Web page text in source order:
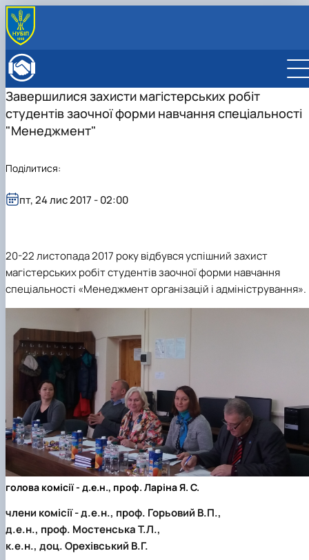
Адміністрація факультету
ОСВІТНЯ ДІЯЛЬНІСТЬ
Бакалаврат
Магістратура
Виховна та спортивна робота
ВСТУПНИКУ
Загальна інформація
МІЖНАРОДНА ДІЯЛЬНІСТЬ
Program in Management
Завершилися захисти магістерських робіт
студентів заочної форми навчання cпеціальності
"Менеджмент"
20-22 листопада 2017 року відбувся успішний захист
магістерських робіт студентів заочної форми навчання
спеціальності «Менеджмент організацій і адміністрування».
голова комісії - д.е.н., проф. Ларіна Я. С.
члени комісії - д.е.н., проф. Горьовий В.П.,
д.е.н., проф. Мостенська Т.Л.,
к.е.н., доц. Орехівський В.Г.
пт, 24 лис 2017 - 02:00
Поділитися: